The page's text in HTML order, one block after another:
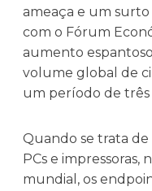
ameaça e um
com o Fórum
aumento
volume global de
um período de três
Quando se trata
PCs e impressoras,
mundial, os